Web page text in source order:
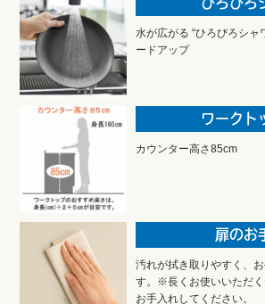
ひろびろ
水が広がる “ひろびろシャ
ードアップ
ワークト
カウンター高さ85cm
扉のお
汚れが拭き取りやすく、
す。※長くお使いいただ
お手入れしてください。